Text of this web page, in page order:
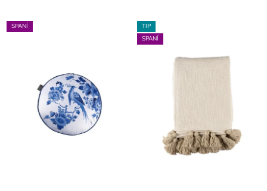
SPANÍ
TIP
SPANÍ